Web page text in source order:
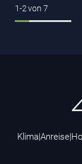
1-2von 7
Klima|Anreise|